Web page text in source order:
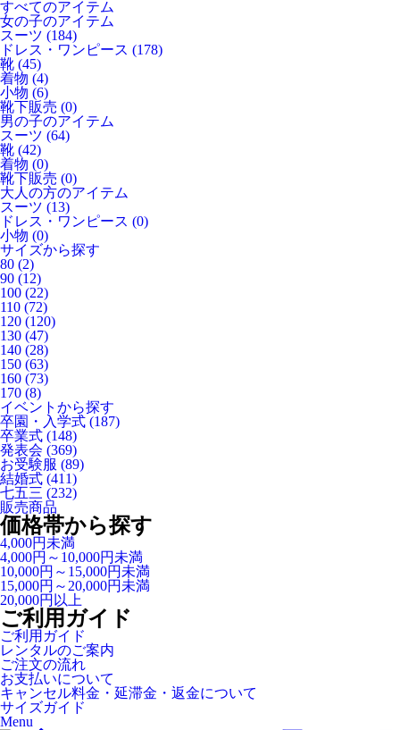
すべてのアイテム
女の子のアイテム
スーツ (184)
ドレス・ワンピース (178)
靴 (45)
着物 (4)
小物 (6)
靴下販売 (0)
男の子のアイテム
スーツ (64)
靴 (42)
着物 (0)
靴下販売 (0)
大人の方のアイテム
スーツ (13)
ドレス・ワンピース (0)
小物 (0)
サイズから探す
80 (2)
90 (12)
100 (22)
110 (72)
120 (120)
130 (47)
140 (28)
150 (63)
160 (73)
170 (8)
イベントから探す
卒園・入学式 (187)
卒業式 (148)
発表会 (369)
お受験服 (89)
結婚式 (411)
七五三 (232)
販売商品
価格帯から探す
4,000円未満
4,000円～10,000円未満
10,000円～15,000円未満
15,000円～20,000円未満
20,000円以上
ご利用ガイド
ご利用ガイド
レンタルのご案内
ご注文の流れ
お支払いについて
キャンセル料金・延滞金・返金について
サイズガイド
Menu